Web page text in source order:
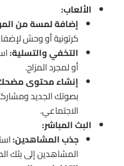
الألعاب:
إضافة لمسة من
كرتونية أو وحش
التخفي والتسلية:
أو لمجرد المزاح.
إنشاء محتوى
بصوتك الجديد
الاجتماعي.
البث المباشر:
جذب المشاهدين:
المشاهدين إلى بثك